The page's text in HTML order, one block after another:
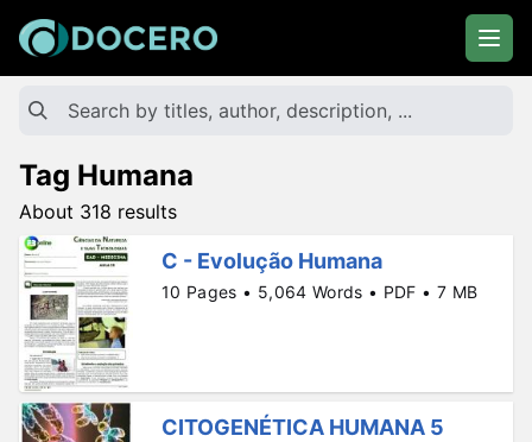
Tag Humana
About 318 results
C - Evolução Humana
10 Pages • 5,064 Words • PDF • 7 MB
CITOGENÉTICA HUMANA 5